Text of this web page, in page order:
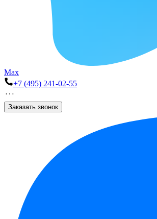
Max
+7 (495) 241-02-55
Заказать звонок